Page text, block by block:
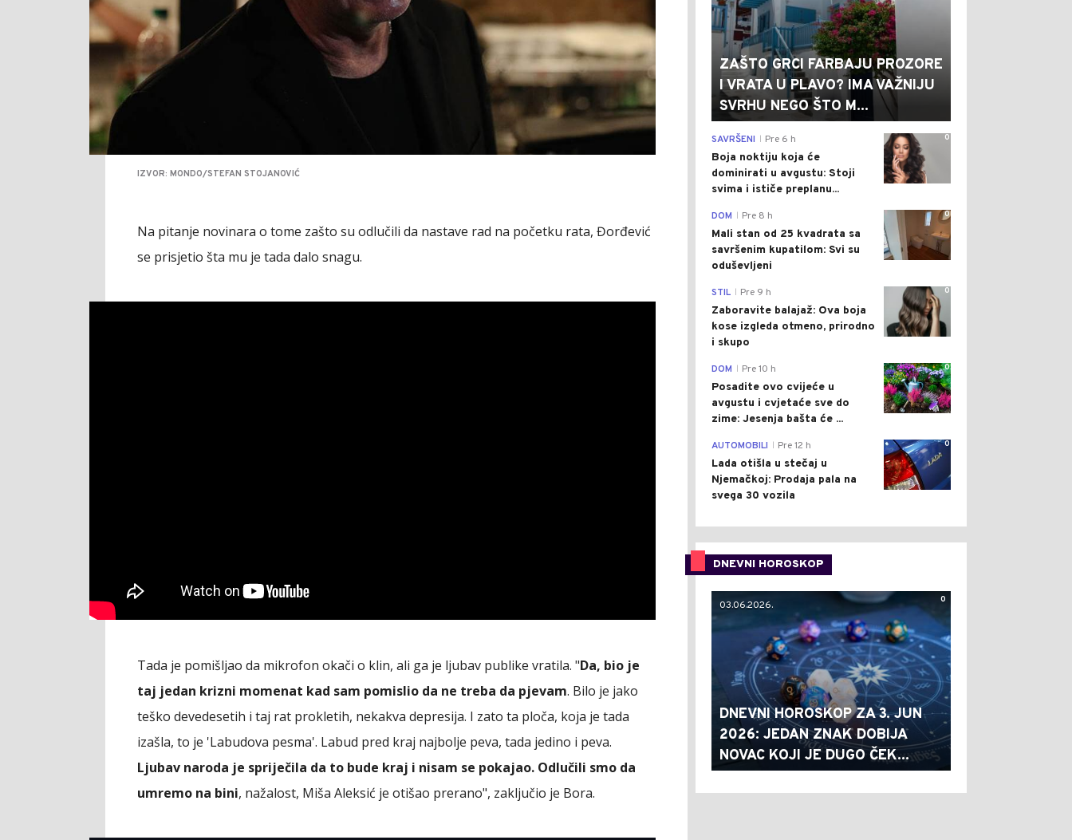
IZVOR: MONDO/STEFAN STOJANOVIĆ
Na pitanje novinara o tome zašto su odlučili da nastave rad na početku rata, Đorđević
se prisjetio šta mu je tada dalo snagu.
Tada je pomišljao da mikrofon okači o klin, ali ga je ljubav publike vratila. "Da, bio je
taj jedan krizni momenat kad sam pomislio da ne treba da pjevam. Bilo je jako
teško devedesetih i taj rat prokletih, nekakva depresija. I zato ta ploča, koja je tada
izašla, to je 'Labudova pesma'. Labud pred kraj najbolje peva, tada jedino i peva.
Ljubav naroda je spriječila da to bude kraj i nisam se pokajao. Odlučili smo da
umremo na bini, nažalost, Miša Aleksić je otišao prerano", zaključio je Bora.
ZAŠTO GRCI FARBAJU PROZORE
I VRATA U PLAVO? IMA VAŽNIJU
SVRHU NEGO ŠTO M...
0
SAVRŠENI Pre 6 h
Boja noktiju koja će
dominirati u avgustu: Stoji
svima i ističe preplanu...
0
DOM Pre 8 h
Mali stan od 25 kvadrata sa
savršenim kupatilom: Svi su
oduševljeni
0
STIL Pre 9 h
Zaboravite balajaž: Ova boja
kose izgleda otmeno, prirodno
i skupo
0
DOM Pre 10 h
Posadite ovo cvijeće u
avgustu i cvjetaće sve do
zime: Jesenja bašta će ...
0
AUTOMOBILI Pre 12 h
Lada otišla u stečaj u
Njemačkoj: Prodaja pala na
svega 30 vozila
DNEVNI HOROSKOP
0
03.06.2026.
DNEVNI HOROSKOP ZA 3. JUN
2026: JEDAN ZNAK DOBIJA
NOVAC KOJI JE DUGO ČEK...